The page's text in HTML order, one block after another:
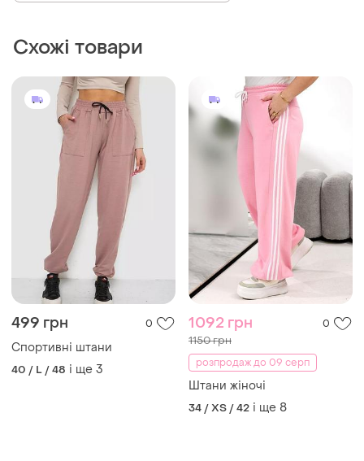
Схожі товари
499 грн 0
Спортивні штани
40 / L / 48 і ще 3
1092 грн 0
1150 грн
розпродаж до 09 серп
Штани жіночі
34 / XS / 42 і ще 8